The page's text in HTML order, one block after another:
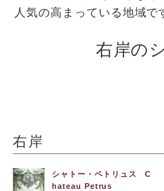
人気の高まっている地域で
右岸の
右岸
シャトー・ペトリュス C
hateau Petrus